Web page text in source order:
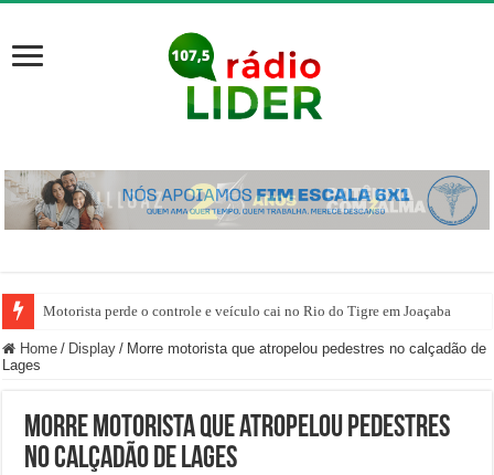
Motorista perde o controle e veículo cai no Rio do Tigre em Joaçaba
Home / Display / Morre motorista que atropelou pedestres no calçadão de
Lages
Morre motorista que atropelou pedestres
no calçadão de Lages